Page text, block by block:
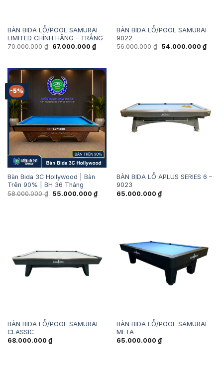
BÀN BIDA LỖ/POOL SAMURAI
LIMITED CHÍNH HÃNG – TRẮNG
70.000.000₫
Giá
67.000.000 ₫Giá
hiện
67.000.000 ₫.
BÀN BIDA LỖ/POOL SAMURAI
9022
56.000.000₫
Giá
54.000.000 ₫Giá
hiện
-5%
Bàn Bida 3C Hollywood | Bàn
Trên 90% | BH 36 Tháng
58.000.000₫
Giá
55.000.000 ₫Giá
hiện
BÀN BIDA LỖ APLUS SERIES 6 –
9023
65.000.000 ₫
BÀN BIDA LỖ/POOL SAMURAI
CLASSIC
68.000.000 ₫
BÀN BIDA LỖ/POOL SAMURAI
META
65.000.000 ₫